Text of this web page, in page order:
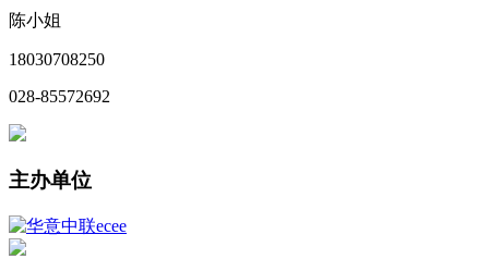
陈小姐
18030708250
028-85572692
主办单位